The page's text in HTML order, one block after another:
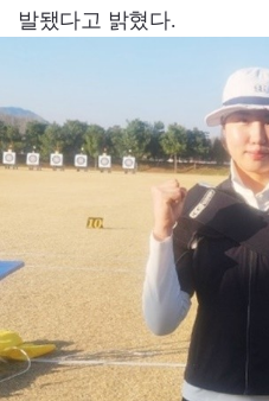
발됐다고 밝혔다.